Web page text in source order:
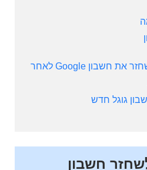
חלק 2. לא מצליח לשחזר את חשבון Google לאחר
לשחזר חשבון